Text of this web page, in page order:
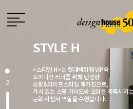
Design
월간 〈디자인〉은 1976년 창간한
국내 유일의 디자인 전문지로
전문 디자이너와 기업,
크리에이터에게 영감을 주는 매거진입니다.
매월 디자인, 문화, 예술, 건축 분야에서
주목해야 할 이슈를 엄선해